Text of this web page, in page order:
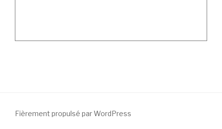
Fièrement propulsé par WordPress